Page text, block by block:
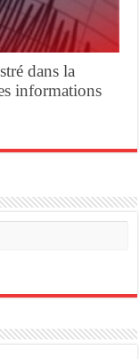
dans la
informations